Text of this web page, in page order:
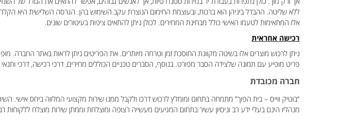
ללא שליטה. ההבדל ביניהן הוא ברכות, ובעוצמת החימום הנוצרת עקב השימוש בהן. הגרסה השלישית היא הקלה
אלו המתאימות לטעמו האישי כולל מבחינת המחירים. לכולן ניתן להתאים ציפות בעיטורים שונים.
רכישה אחראית
ניתן לרכוש מוצרים אלו בשיטה מקוונת החוסכת זמן וטרחה מיותרים. את הפריטים ניתן לראות באתר החברה.
פריט מופיע עם תמונה שלצידה הסבר מפורט. בנוסף, הסברים טכניים הכוללים מחירים, דרכי רכישה, דרכי
חברה מכובדת
“בוטיק ווייס – בית הפוך” מתמחה בתחום ומומלץ לרכוש דרכו ולקבל ממנו שירות מקצועי המלווה ביחס אישי.
מנהליו הינם בעלי ידע רב וניסיון עשיר בתחום המגיעים מעשייה רצופה ומוצלחת וממתן שירות מוצלח